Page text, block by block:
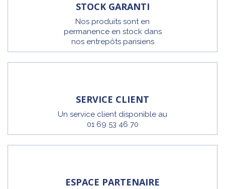
STOCK GARANTI
Nos produits sont en
permanence en stock dans
nos entrepôts parisiens
SERVICE CLIENT
Un service client disponible au
01 69 53 46 70
ESPACE PARTENAIRE